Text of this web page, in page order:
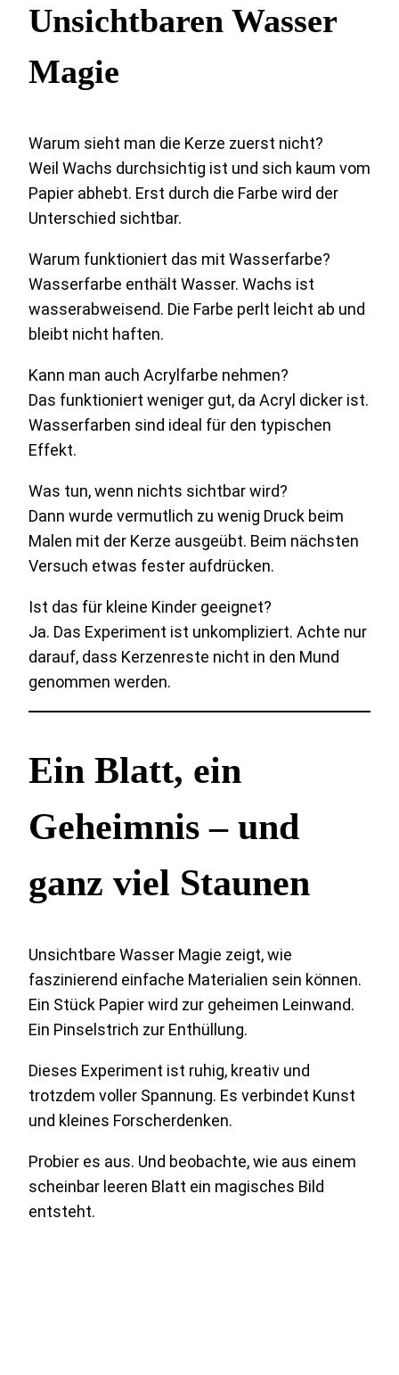
Unsichtbaren Wasser
Magie
Warum sieht man die Kerze zuerst nicht?
Weil Wachs durchsichtig ist und sich kaum vom
Papier abhebt. Erst durch die Farbe wird der
Unterschied sichtbar.
Warum funktioniert das mit Wasserfarbe?
Wasserfarbe enthält Wasser. Wachs ist
wasserabweisend. Die Farbe perlt leicht ab und
bleibt nicht haften.
Kann man auch Acrylfarbe nehmen?
Das funktioniert weniger gut, da Acryl dicker ist.
Wasserfarben sind ideal für den typischen
Effekt.
Was tun, wenn nichts sichtbar wird?
Dann wurde vermutlich zu wenig Druck beim
Malen mit der Kerze ausgeübt. Beim nächsten
Versuch etwas fester aufdrücken.
Ist das für kleine Kinder geeignet?
Ja. Das Experiment ist unkompliziert. Achte nur
darauf, dass Kerzenreste nicht in den Mund
genommen werden.
Ein Blatt, ein
Geheimnis – und
ganz viel Staunen
Unsichtbare Wasser Magie zeigt, wie
faszinierend einfache Materialien sein können.
Ein Stück Papier wird zur geheimen Leinwand.
Ein Pinselstrich zur Enthüllung.
Dieses Experiment ist ruhig, kreativ und
trotzdem voller Spannung. Es verbindet Kunst
und kleines Forscherdenken.
Probier es aus. Und beobachte, wie aus einem
scheinbar leeren Blatt ein magisches Bild
entsteht.